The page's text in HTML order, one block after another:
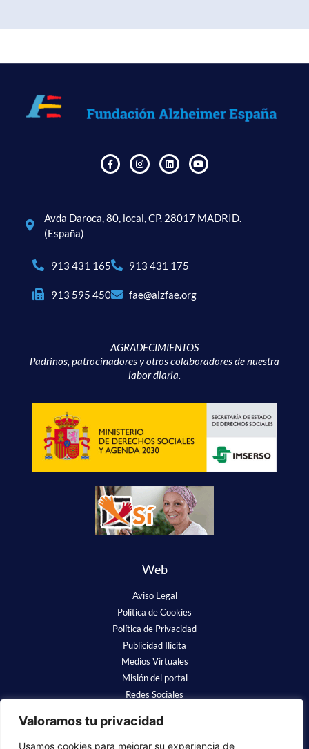
Valoramos tu privacidad
Usamos cookies para mejorar su experiencia de
Avda Daroca, 80, local, CP. 28017 MADRID.
(España)
913 431 165 913 431 175
913 595 450 fae@alzfae.org
AGRADECIMIENTOS
Padrinos, patrocinadores y otros colaboradores de nuestra
labor diaria.
Web
Aviso Legal
Política de Cookies
Política de Privacidad
Publicidad Ilícita
Medios Virtuales
Misión del portal
Redes Sociales